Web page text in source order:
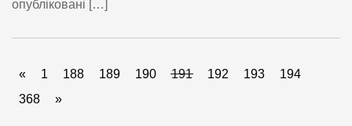
опубліковані […]
« 1 188 189 190 191 192 193
194
368
»